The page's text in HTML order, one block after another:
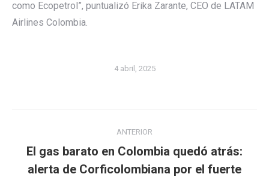
como Ecopetrol”, puntualizó Erika Zarante, CEO de LATAM
Airlines Colombia.
4 abril, 2025
entre
publicaciones
ANTERIOR
Publicación
El gas barato en Colombia quedó atrás:
alerta de Corficolombiana por el fuerte